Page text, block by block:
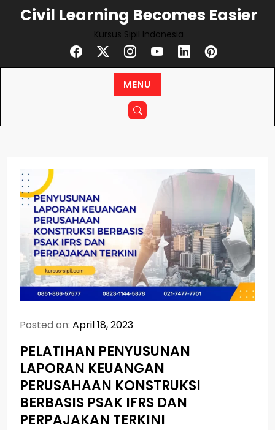
Civil Learning Becomes Easier
Kursus Sipil Indonesia
MENU
Posted on: April 18, 2023
PELATIHAN PENYUSUNAN
LAPORAN KEUANGAN
PERUSAHAAN KONSTRUKSI
BERBASIS PSAK IFRS DAN
PERPAJAKAN TERKINI